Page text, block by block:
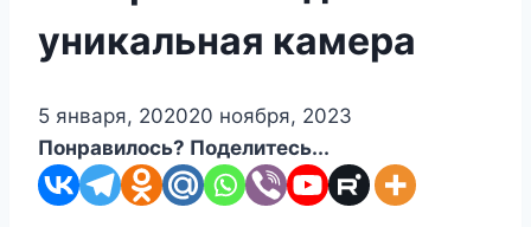
уникальная камера
5 января, 202020 ноября, 2023
Понравилось? Поделитесь...